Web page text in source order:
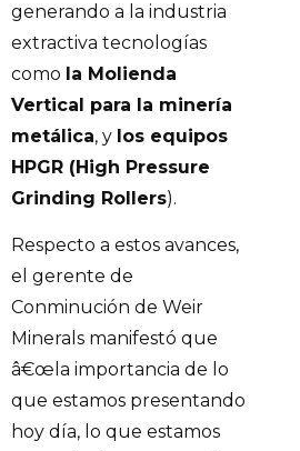
generando a la industria
extractiva tecnologías
como la Molienda
Vertical para la minería
metálica, y los equipos
HPGR (High Pressure
Grinding Rollers).
Respecto a estos avances,
el gerente de
Conminución de Weir
Minerals manifestó que
â€œla importancia de lo
que estamos presentando
hoy día, lo que estamos